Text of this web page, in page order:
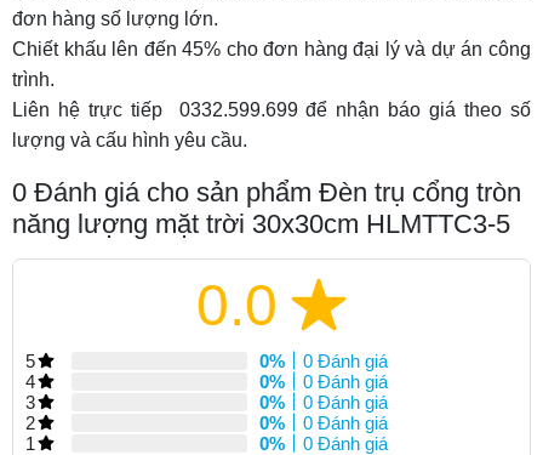
đơn hàng số lượng lớn.
Chiết khấu lên đến 45% cho đơn hàng đại lý và dự án công
trình.
Liên hệ trực tiếp 0332.599.699 để nhận báo giá theo số
lượng và cấu hình yêu cầu.
0 Đánh giá cho sản phẩm Đèn trụ cổng tròn
năng lượng mặt trời 30x30cm HLMTTC3-5
0.0
5 0%
0 Đánh giá
4
0%
0 Đánh giá
3
0%
0 Đánh giá
2
0%
0 Đánh giá
1
0% 0 Đánh giá